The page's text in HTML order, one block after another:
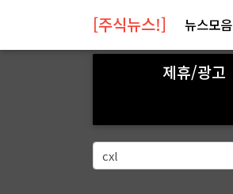
[주식뉴스!] 뉴스모음
제휴/광고